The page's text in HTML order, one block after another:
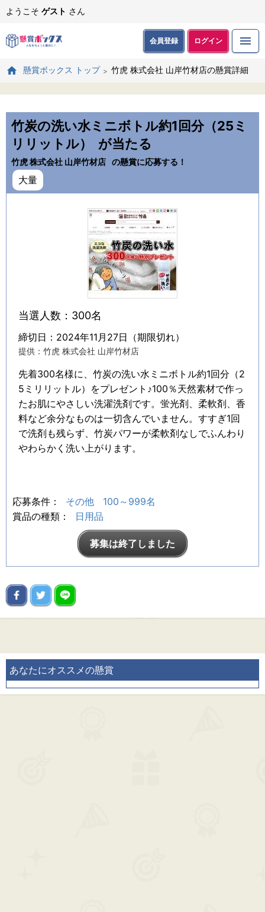
ようこそ ゲスト さん
会員登録 ログイン
懸賞ボックス トップ 竹虎 株式会社 山岸竹材店の懸賞詳細
竹炭の洗い水ミニボトル約1回分（25ミ
リリットル）
が当たる
竹虎 株式会社 山岸竹材店 の懸賞に応募する！
大量
当選人数：300名
締切日：2024年11月27日（期限切れ）
提供：竹虎 株式会社 山岸竹材店
先着300名様に、竹炭の洗い水ミニボトル約1回分（2
5ミリリットル）をプレゼント♪100％天然素材で作っ
たお肌にやさしい洗濯洗剤です。蛍光剤、柔軟剤、香
料など余分なものは一切含んでいません。すすぎ1回
で洗剤も残らず、竹炭パワーが柔軟剤なしでふんわり
やわらかく洗い上がります。
応募条件： その他
100～999名
賞品の種類：
日用品
募集は終了しました
あなたにオススメの懸賞